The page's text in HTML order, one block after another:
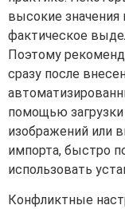
высокие значения
фактическое
Поэтому
сразу после
помощью
изображений или
импорта, быстро
использовать
Конфликтные